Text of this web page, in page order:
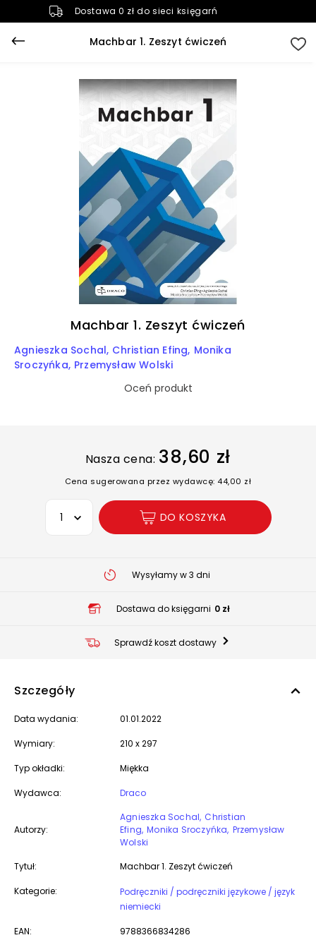
Dostawa 0 zł do sieci księgarń
Machbar 1. Zeszyt ćwiczeń
Machbar 1. Zeszyt ćwiczeń
Agnieszka Sochal Christian Efing Monika
Sroczyńka Przemysław Wolski
Oceń produkt
Nasza cena: 38,60 zł
Cena sugerowana przez wydawcę: 44,00 zł
Wybierz opcję
DO KOSZYKA
Wysyłamy w 3 dni
Dostawa do księgarni 0 zł
Sprawdź koszt dostawy
Szczegóły
Data wydania: 01.01.2022
Wymiary: 210 x 297
Typ okładki: Miękka
Wydawca: Draco
Autorzy:
Agnieszka Sochal Christian
Efing Monika Sroczyńka Przemysław
Wolski
Tytuł:
Machbar 1. Zeszyt ćwiczeń
Kategorie:
Podręczniki / podręczniki językowe / język
niemiecki
EAN: 9788366834286